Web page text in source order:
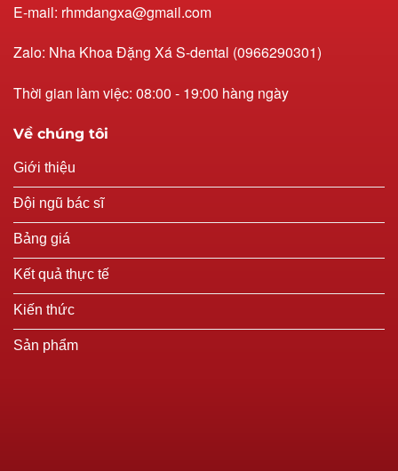
E-mail: rhmdangxa@gmail.com
Zalo: Nha Khoa Đặng Xá S-dental (0966290301)
Thời gian làm việc: 08:00 - 19:00 hàng ngày
Về chúng tôi
Giới thiệu
Đội ngũ bác sĩ
Bảng giá
Kết quả thực tế
Kiến thức
Sản phẩm